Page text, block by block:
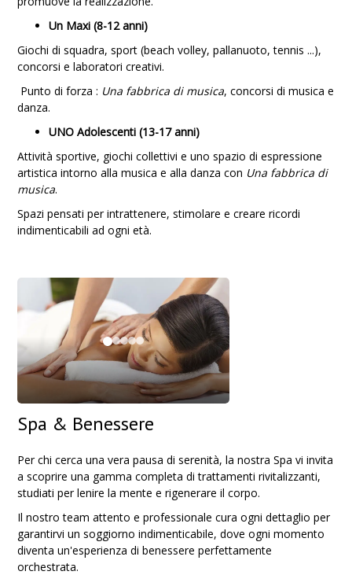
Un Maxi (8-12 anni)
Giochi di squadra, sport (beach volley, pallanuoto, tennis ...),
concorsi e laboratori creativi.
Punto di forza : Una fabbrica di musica, concorsi di musica e
danza.
UNO Adolescenti (13-17 anni)
Attività sportive, giochi collettivi e uno spazio di espressione
artistica intorno alla musica e alla danza con Una fabbrica di
musica.
Spazi pensati per intrattenere, stimolare e creare ricordi
indimenticabili ad ogni età.
Spa & Benessere
Per chi cerca una vera pausa di serenità, la nostra Spa vi invita
a scoprire una gamma completa di trattamenti rivitalizzanti,
studiati per lenire la mente e rigenerare il corpo.
Il nostro team attento e professionale cura ogni dettaglio per
garantirvi un soggiorno indimenticabile, dove ogni momento
diventa un'esperienza di benessere perfettamente
orchestrata.